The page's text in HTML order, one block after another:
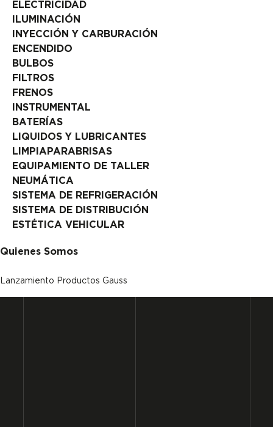
ELECTRICIDAD
ILUMINACIÓN
INYECCIÓN Y CARBURACIÓN
ENCENDIDO
BULBOS
FILTROS
FRENOS
INSTRUMENTAL
BATERÍAS
LIQUIDOS Y LUBRICANTES
LIMPIAPARABRISAS
EQUIPAMIENTO DE TALLER
NEUMÁTICA
SISTEMA DE REFRIGERACIÓN
SISTEMA DE DISTRIBUCIÓN
ESTÉTICA VEHICULAR
Quienes Somos
Lanzamiento Productos Gauss